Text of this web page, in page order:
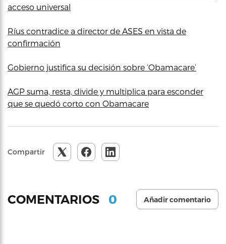
acceso universal
Ríus contradice a director de ASES en vista de
confirmación
Gobierno justifica su decisión sobre ‘Obamacare’
AGP suma, resta, divide y multiplica para esconder
que se quedó corto con Obamacare
Compartir
COMENTARIOS 0 Añadir comentario